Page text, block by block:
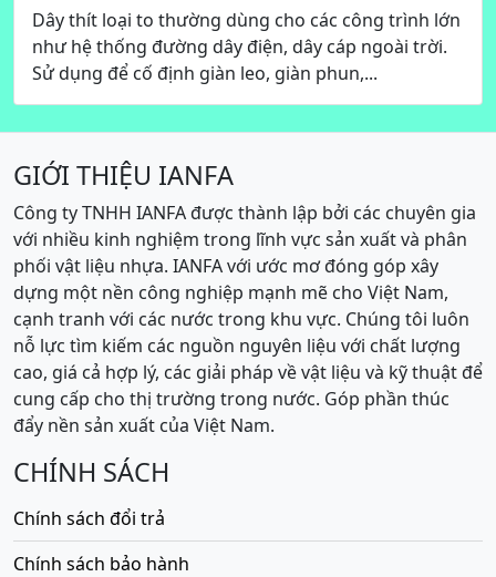
Dây thít loại to thường dùng cho các công trình lớn
như hệ thống đường dây điện, dây cáp ngoài trời.
Sử dụng để cố định giàn leo, giàn phun,...
GIỚI THIỆU IANFA
Công ty TNHH IANFA được thành lập bởi các chuyên gia
với nhiều kinh nghiệm trong lĩnh vực sản xuất và phân
phối vật liệu nhựa. IANFA với ước mơ đóng góp xây
dựng một nền công nghiệp mạnh mẽ cho Việt Nam,
cạnh tranh với các nước trong khu vực. Chúng tôi luôn
nỗ lực tìm kiếm các nguồn nguyên liệu với chất lượng
cao, giá cả hợp lý, các giải pháp về vật liệu và kỹ thuật để
cung cấp cho thị trường trong nước. Góp phần thúc
đẩy nền sản xuất của Việt Nam.
CHÍNH SÁCH
Chính sách đổi trả
Chính sách bảo hành